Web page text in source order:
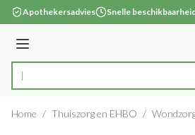
Ga naar de inhoud
Apothekersadvies Snelle
Menu
Product, merk, categorie...
Home / Thuiszorg en EHBO /